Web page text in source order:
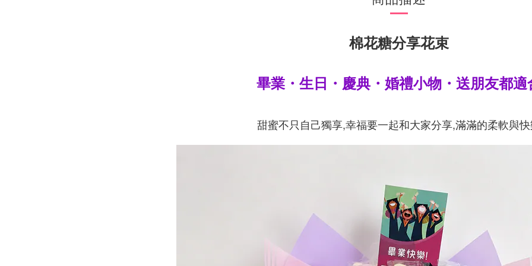
棉花糖分享花束
畢業・生日・慶典・婚禮小物・送朋友都適
甜蜜不只自己獨享,幸福要一起和大家分享,滿滿的柔軟與